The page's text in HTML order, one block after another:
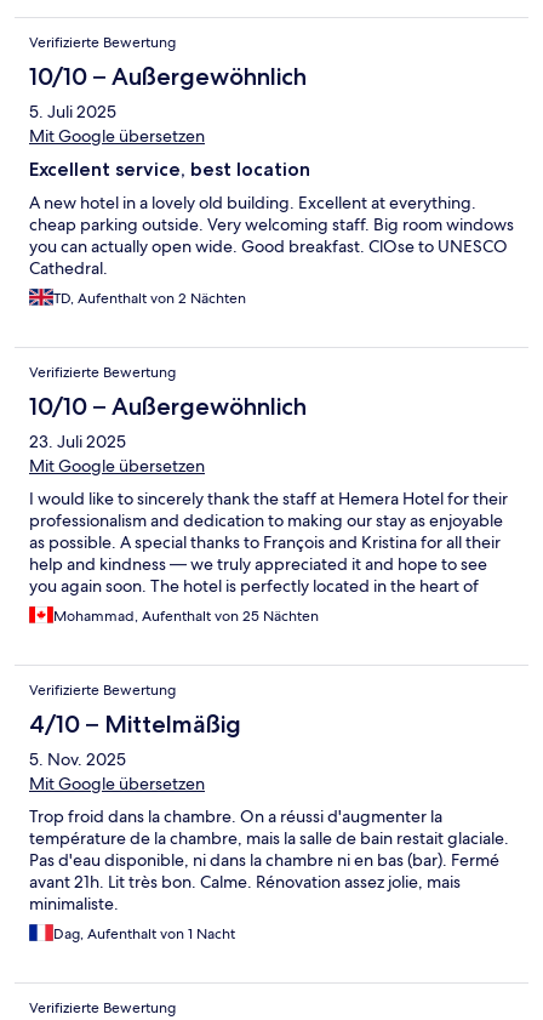
Verifizierte Bewertung
10/10 – Außergewöhnlich
5. Juli 2025
Mit Google übersetzen
Excellent service, best location
A new hotel in a lovely old building. Excellent at everything.
cheap parking outside. Very welcoming staff. Big room windows
you can actually open wide. Good breakfast. ClOse to UNESCO
Cathedral.
TD, Aufenthalt von 2 Nächten
Verifizierte Bewertung
10/10 – Außergewöhnlich
23. Juli 2025
Mit Google übersetzen
I would like to sincerely thank the staff at Hemera Hotel for their
professionalism and dedication to making our stay as enjoyable
as possible. A special thanks to François and Kristina for all their
help and kindness — we truly appreciated it and hope to see
you again soon. The hotel is perfectly located in the heart of
Tournai, with everything you might need just a one-minute walk
away. The breakfast was excellent, especially considering the
Mohammad, Aufenthalt von 25 Nächten
Verifizierte Bewertung
4/10 – Mittelmäßig
5. Nov. 2025
Mit Google übersetzen
Trop froid dans la chambre. On a réussi d'augmenter la
température de la chambre, mais la salle de bain restait glaciale.
Pas d'eau disponible, ni dans la chambre ni en bas (bar). Fermé
avant 21h. Lit très bon. Calme. Rénovation assez jolie, mais
minimaliste.
Dag, Aufenthalt von 1 Nacht
Verifizierte Bewertung